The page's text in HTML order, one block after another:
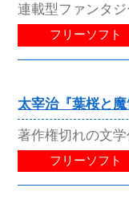
連載型ファンタ
フリーソフト
太宰治『葉桜と
著作権切れの文
フリーソフト